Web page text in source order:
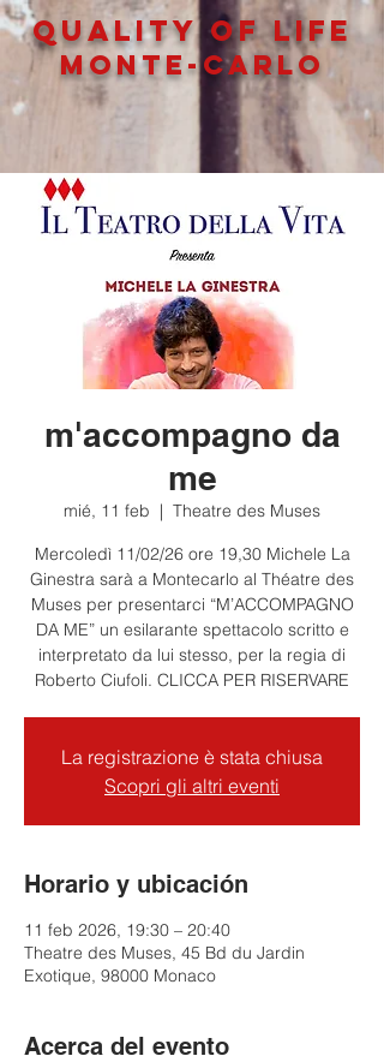
QUALITY OF LIFe
MONTE-CARLO
m'accompagno da
me
mié, 11 feb
  |
Theatre des Muses
Mercoledì 11/02/26 ore 19,30 Michele La
Ginestra sarà a Montecarlo al Théatre des
Muses per presentarci “M’ACCOMPAGNO
DA ME” un esilarante spettacolo scritto e
interpretato da lui stesso, per la regia di
Roberto Ciufoli. CLICCA PER RISERVARE
La registrazione è stata chiusa
Scopri gli altri eventi
Horario y ubicación
11 feb 2026, 19:30 – 20:40
Theatre des Muses, 45 Bd du Jardin
Exotique, 98000 Monaco
Acerca del evento